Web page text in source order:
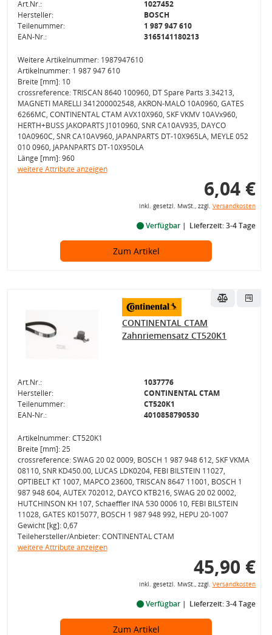
Art.Nr.:
1027452
Hersteller:
BOSCH
Teilenummer:
1 987 947 610
EAN-Nr.:
3165141180213
Weitere Artikelnummer: 1987947610
Artikelnummer: 1 987 947 610
Breite [mm]: 10
crossreference: TRISCAN 8640 100960, DT Spare Parts 3.34213,
MAGNETI MARELLI 341200002548, AKRON-MALÒ 10A0960, GATES
6266MC, CONTINENTAL CTAM AVX10X960, SKF VKMV 10AVx960,
HERTH+BUSS JAKOPARTS J1010960, SNR CA10AV935, DAYCO
10A0960C, SNR CA10AV960, JAPANPARTS DT-10X965LA, MEYLE 052
010 0960, JAPANPARTS DT-10X950LA
Länge [mm]: 960
weitere Attribute anzeigen
6,04 €
inkl. gesetzl. MwSt., zzgl. Versandkosten
Verfügbar Lieferzeit: 3-4 Tage
Zum Artikel
CONTINENTAL CTAM
Zahnriemensatz CT520K1
Art.Nr.:
1037776
Hersteller:
CONTINENTAL CTAM
Teilenummer:
CT520K1
EAN-Nr.:
4010858790530
Artikelnummer: CT520K1
Breite [mm]: 25
crossreference: SWAG 20 02 0009, BOSCH 1 987 948 612, SKF VKMA
08110, SNR KD450.00, LUCAS LDK0204, FEBI BILSTEIN 11027,
OPTIBELT KT 1007, MAPCO 23600, TRISCAN 8647 11001, BOSCH 1
987 948 604, AUTEX 702012, DAYCO KTB216, SWAG 20 02 0002,
HUTCHINSON KH 107, Schaeffler INA 530 0006 10, FEBI BILSTEIN
11028, GATES K015077, BOSCH 1 987 948 992, HEPU 20-1007
Gewicht [kg]: 0,67
Teilehersteller/Anbieter: CONTINENTAL CTAM
weitere Attribute anzeigen
45,90 €
inkl. gesetzl. MwSt., zzgl. Versandkosten
Verfügbar Lieferzeit: 3-4 Tage
Zum Artikel